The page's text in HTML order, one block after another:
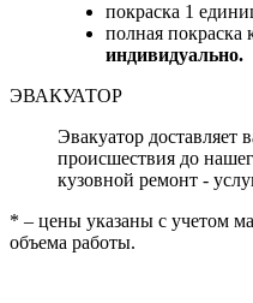
покраска 1
полная покраска
индивидуально.
ЭВАКУАТОР
Эвакуатор доставляет
происшествия до
кузовной ремонт -
* – цены указаны с учетом
объема работы.